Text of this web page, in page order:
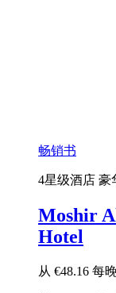
畅销书
4星级酒店 豪
Moshir
Hotel
从 €48.16 每